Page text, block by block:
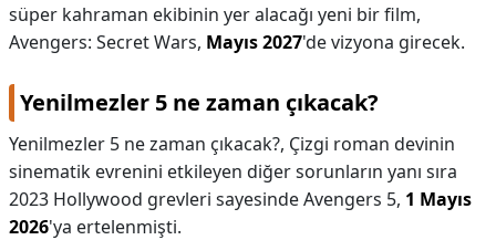
süper kahraman ekibinin yer alacağı yeni bir film,
Avengers: Secret Wars, Mayıs 2027'de vizyona girecek.
Yenilmezler 5 ne zaman çıkacak?
Yenilmezler 5 ne zaman çıkacak?, Çizgi roman devinin
sinematik evrenini etkileyen diğer sorunların yanı sıra
2023 Hollywood grevleri sayesinde Avengers 5, 1 Mayıs
2026'ya ertelenmişti.